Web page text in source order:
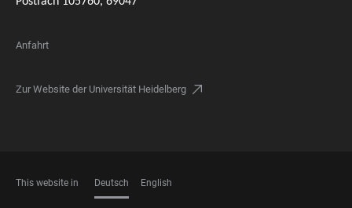
Anfahrt
Zur Website der Universität Heidelberg
This website in Deutsch English